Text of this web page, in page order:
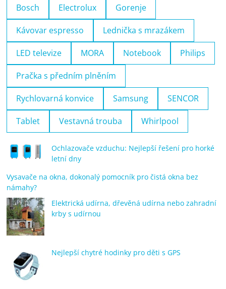
Bosch Electrolux Gorenje
Kávovar espresso Lednička s mrazákem
LED televize MORA Notebook Philips
Pračka s předním plněním
Rychlovarná konvice Samsung SENCOR
Tablet Vestavná trouba Whirlpool
Ochlazovače vzduchu: Nejlepší řešení pro horké
letní dny
Vysavače na okna, dokonalý pomocník pro čistá okna bez
námahy?
Elektrická udírna, dřevěná udírna nebo zahradní
krby s udírnou
Nejlepší chytré hodinky pro děti s GPS